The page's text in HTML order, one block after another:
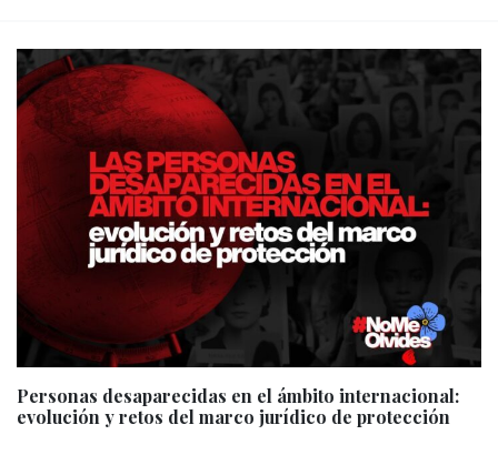
Personas desaparecidas en el ámbito internacional:
evolución y retos del marco jurídico de protección